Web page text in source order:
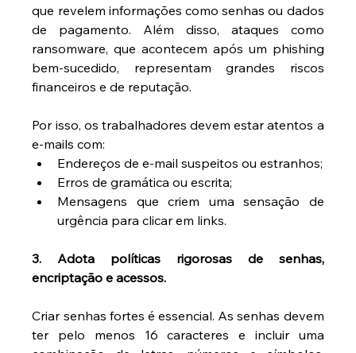
que revelem informações como senhas ou dados
de pagamento. Além disso, ataques como
ransomware, que acontecem após um phishing
bem-sucedido, representam grandes riscos
financeiros e de reputação.
Por isso, os trabalhadores devem estar atentos a
e-mails com:
Endereços de e-mail suspeitos ou estranhos;
Erros de gramática ou escrita;
Mensagens que criem uma sensação de
urgência para clicar em links.
3. Adota políticas rigorosas de senhas,
encriptação e acessos.
Criar senhas fortes é essencial. As senhas devem
ter pelo menos 16 caracteres e incluir uma